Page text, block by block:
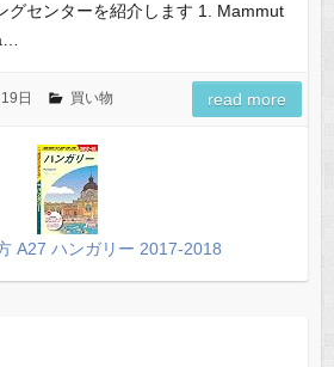
グセンターを紹介します 1. Mammut
日 買い物 read more
A27 ハンガリー 2017-2018